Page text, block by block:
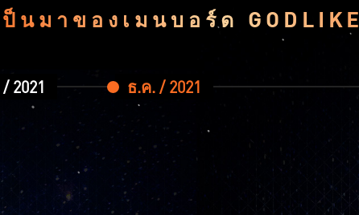
นมาของเมนบอร์ด GODLIKE
ธ.ค. / 2021
2021